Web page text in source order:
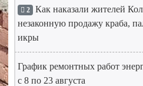
2 Как наказали жителей
незаконную продажу краба,
икры
График ремонтных работ
с 8 по 23 августа